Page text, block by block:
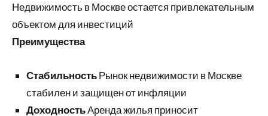
Недвижимость в Москве остается привлекательным
объектом для инвестиций
Преимущества
Стабильность Рынок недвижимости в Москве
стабилен и защищен от инфляции
ДоходностьАренда жилья приносит